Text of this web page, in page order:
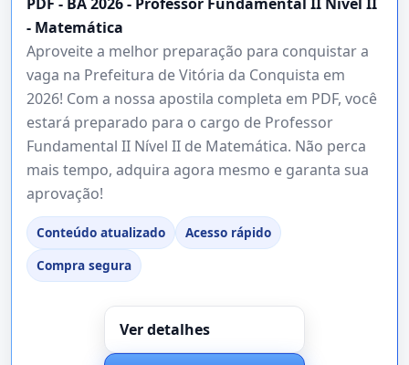
- Matemática
Aproveite a melhor preparação para conquistar a
vaga na Prefeitura de Vitória da Conquista em
2026! Com a nossa apostila completa em PDF, você
estará preparado para o cargo de Professor
Fundamental II Nível II de Matemática. Não perca
mais tempo, adquira agora mesmo e garanta sua
aprovação!
Conteúdo atualizado
Acesso rápido
Compra segura
Ver detalhes